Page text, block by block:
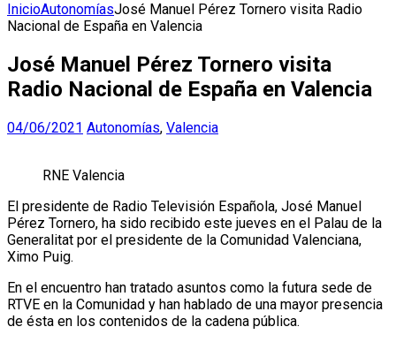
InicioAutonomíasJosé Manuel Pérez Tornero visita Radio
Nacional de España en Valencia
José Manuel Pérez Tornero visita
Radio Nacional de España en Valencia
04/06/2021 Autonomías, Valencia
RNE Valencia
El presidente de Radio Televisión Española, José Manuel
Pérez Tornero, ha sido recibido este jueves en el Palau de la
Generalitat por el presidente de la Comunidad Valenciana,
Ximo Puig.
En el encuentro han tratado asuntos como la futura sede de
RTVE en la Comunidad y han hablado de una mayor presencia
de ésta en los contenidos de la cadena pública.